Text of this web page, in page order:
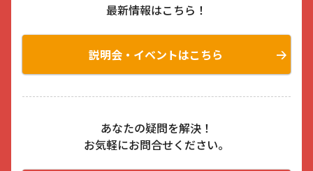
最新情報はこちら！
説明会・イベントはこちら
あなたの疑問を解決！
お気軽にお問合せください。